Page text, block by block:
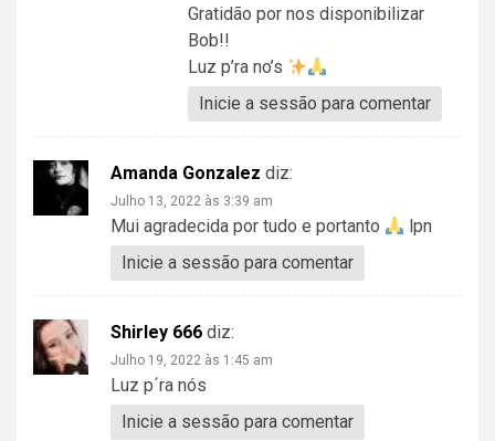
Gratidão por nos disponibilizar
Bob!!
Luz p’ra no’s
Inicie a sessão para comentar
Amanda Gonzalez diz:
Julho 13, 2022 às 3:39 am
Mui agradecida por tudo e portanto
lpn
Inicie a sessão para comentar
Shirley 666 diz:
Julho 19, 2022 às 1:45 am
Luz p´ra nós
Inicie a sessão para comentar